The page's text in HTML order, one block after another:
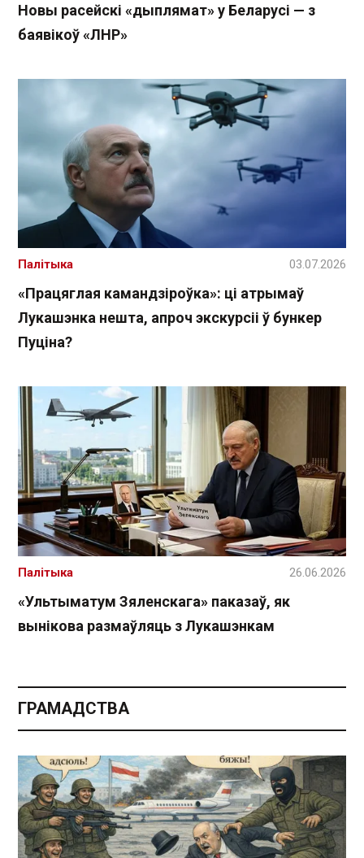
Новы расейскі «дыплямат» у Беларусі — з
баявікоў «ЛНР»
«Працяглая камандзіроўка»: ці атрымаў
Лукашэнка нешта, апроч экскурсіі ў бункер
Пуціна?
Палітыка 03.07.2026
«Ультыматум Зяленскага» паказаў, як
вынікова размаўляць з Лукашэнкам
Палітыка 26.06.2026
ГРАМАДСТВА